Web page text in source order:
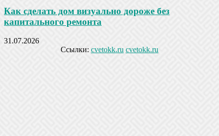
Как сделать дом визуально дороже без
капитального ремонта
31.07.2026
Ссылки: cvetokk.ru cvetokk.ru